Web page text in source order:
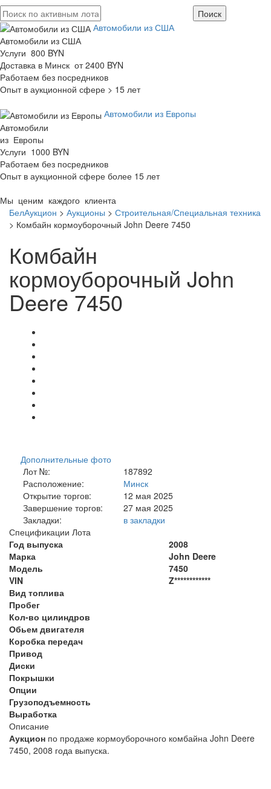
Автомобили из США
Автомобили из США
Услуги 800 BYN
Доставка в Минск от 2400 BYN
Работаем без посредников
Опыт в аукционной сфере > 15 лет
Автомобили из Европы
Автомобили
из Европы
Услуги 1000 BYN
Работаем без посредников
Опыт в аукционной сфере более 15 лет
Мы ценим каждого клиента
БелАукцион > Аукционы > Строительная/Специальная техника
> Комбайн кормоуборочный John Deere 7450
Комбайн
кормоуборочный John
Deere 7450
Дополнительные фото
Лот №:
187892
Расположение:
Минск
Открытие торгов:
12 мая 2025
Завершение торгов:
27 мая 2025
Закладки:
в закладки
Спецификации Лота
Год выпуска
2008
Марка
John Deere
Модель
7450
VIN
Z************
Вид топлива
Пробег
Кол-во цилиндров
Обьем двигателя
Коробка передач
Привод
Диски
Покрышки
Опции
Грузоподъемность
Выработка
Описание
Аукцион по продаже кормоуборочного комбайна John Deere
7450, 2008 года выпуска.